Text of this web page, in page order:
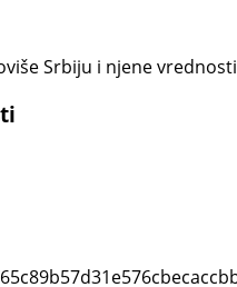
Srbiju i njene